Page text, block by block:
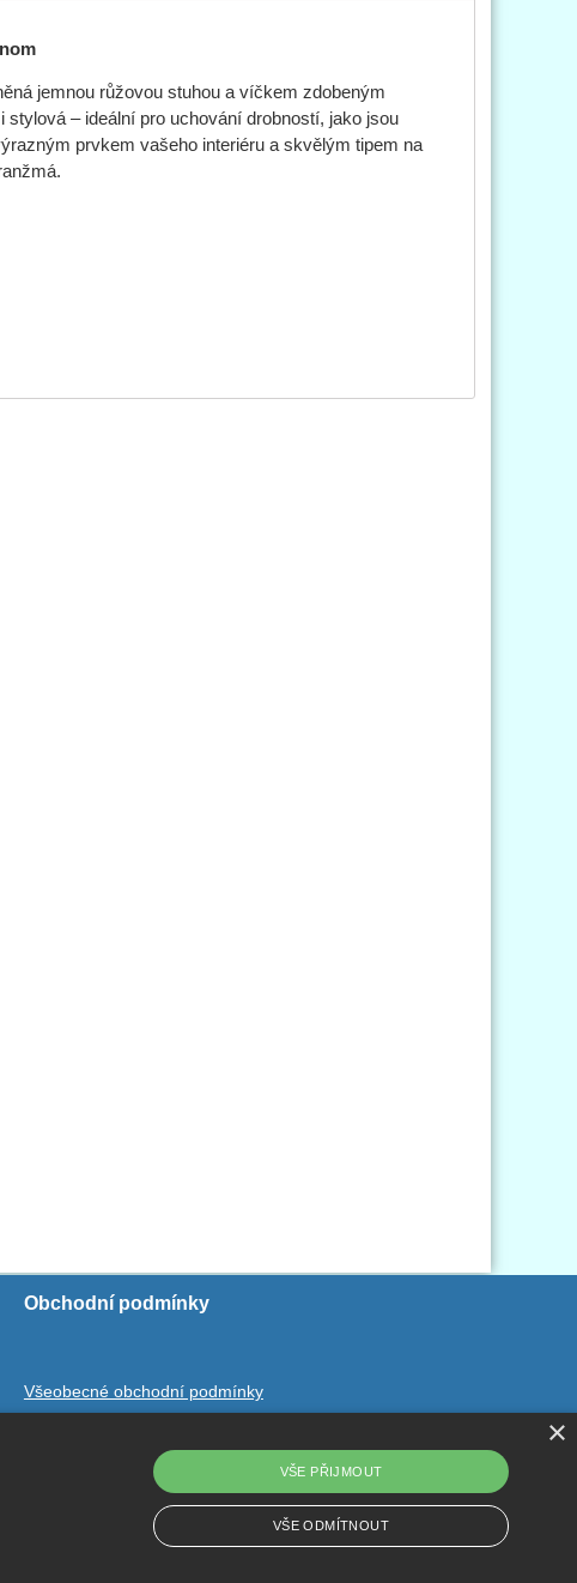
jemnou růžovou stuhou a víčkem zdobeným
– ideální pro uchování drobností, jako jsou
prvkem vašeho interiéru a skvělým tipem na
Obchodní podmínky
Všeobecné obchodní podmínky
Odstoupení od smlouvy
×
VŠE PŘIJMOUT
VŠE ODMÍTNOUT